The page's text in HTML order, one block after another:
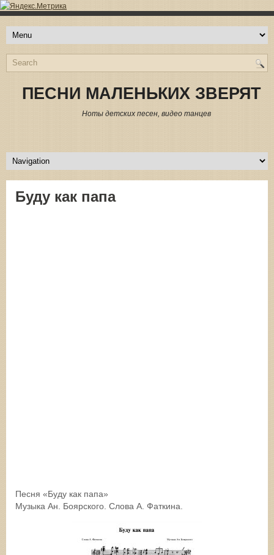
ПЕСНИ МАЛЕНЬКИХ ЗВЕРЯТ
Ноты детских песен, видео танцев
Буду как папа
Песня «Буду как папа»
Музыка Ан. Боярского. Слова А. Фаткина.